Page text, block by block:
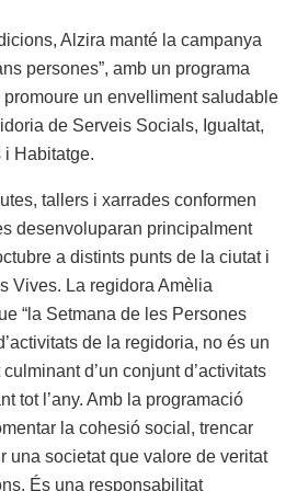
Alzira manté la campanya
persones”, amb un programa
promoure un envelliment saludable
de Serveis Socials, Igualtat,
i Habitatge.
tallers i xarrades conformen
desenvoluparan principalment
a distints punts de la ciutat i
Vives. La regidora Amèlia
“la Setmana de les Persones
de la regidoria, no és un
d’un conjunt d’activitats
tot l’any. Amb la programació
la cohesió social, trencar
una societat que valore de veritat
És una responsabilitat